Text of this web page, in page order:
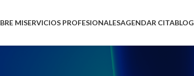
MISERVICIOS PROFESIONALESAGENDAR CITABLOG